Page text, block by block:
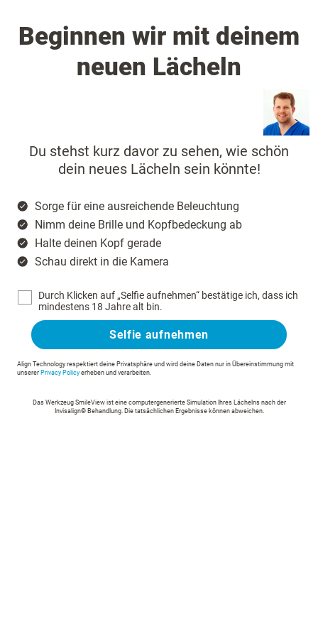
Beginnen wir mit deinem
neuen Lächeln
Du stehst kurz davor zu sehen, wie schön
dein neues Lächeln sein könnte!
Sorge für eine ausreichende Beleuchtung
Nimm deine Brille und Kopfbedeckung ab
Halte deinen Kopf gerade
Schau direkt in die Kamera
Durch Klicken auf „Selfie aufnehmen“ bestätige ich, dass ich
mindestens 18 Jahre alt bin.
Selfie aufnehmen
Align Technology respektiert deine Privatsphäre und wird deine Daten nur in Übereinstimmung mit
unserer Privacy Policy erheben und verarbeiten.
Das Werkzeug SmileView ist eine computergenerierte Simulation Ihres Lächelns nach der
Invisalign® Behandlung. Die tatsächlichen Ergebnisse können abweichen.